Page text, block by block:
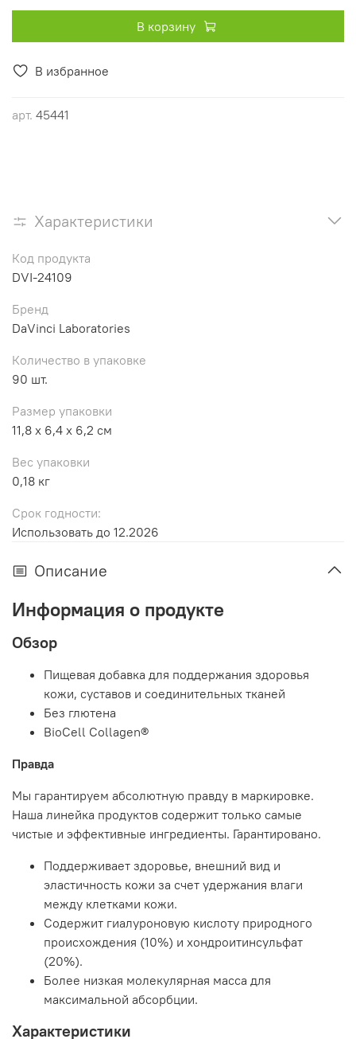
В избранное
арт. 45441
В корзину
Характеристики
Код продукта
DVI-24109
Бренд
DaVinci Laboratories
Количество в упаковке
90 шт.
Размер упаковки
11,8 x 6,4 x 6,2 см
Вес упаковки
0,18 кг
Срок годности:
Использовать до 12.2026
Описание
Информация о продукте
Обзор
Пищевая добавка для поддержания здоровья
кожи, суставов и соединительных тканей
Без глютена
BioCell Collagen®
Правда
Мы гарантируем абсолютную правду в маркировке.
Наша линейка продуктов содержит только самые
чистые и эффективные ингредиенты. Гарантировано.
Поддерживает здоровье, внешний вид и
эластичность кожи за счет удержания влаги
между клетками кожи.
Содержит гиалуроновую кислоту природного
происхождения (10%) и хондроитинсульфат
(20%).
Более низкая молекулярная масса для
максимальной абсорбции.
Характеристики